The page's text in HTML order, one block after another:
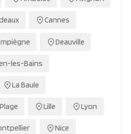
Cannes
Deauville
les-Bains
La Baule
Lille Lyon
Nice